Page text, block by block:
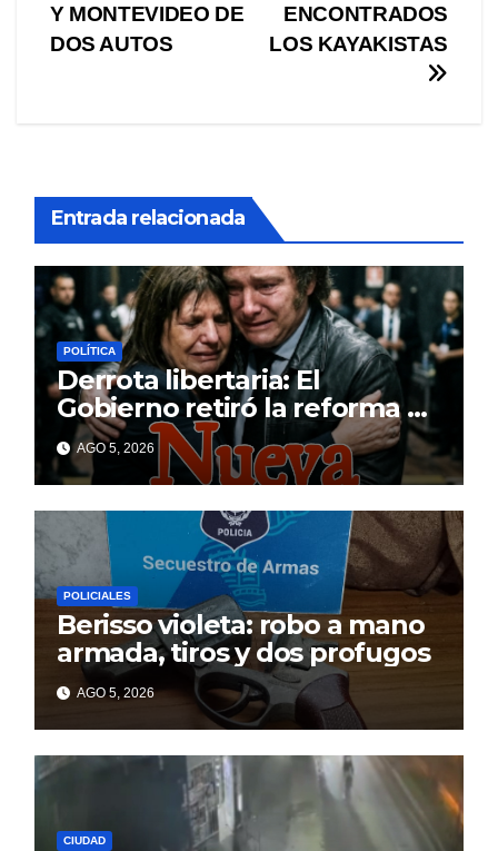
de
ENCONTRADOS
LOS KAYAKISTAS
Y MONTEVIDEO DE
DOS AUTOS
Entrada relacionada
POLÍTICA
Derrota libertaria: El
Gobierno retiró la reforma a
la Ley de Tierras en el
Senado
AGO 5, 2026
POLICIALES
Berisso violeta: robo a mano
armada, tiros y dos profugos
AGO 5, 2026
CIUDAD